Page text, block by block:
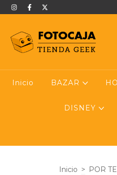
Inicio BAZAR
DISNEY
Inicio > POR